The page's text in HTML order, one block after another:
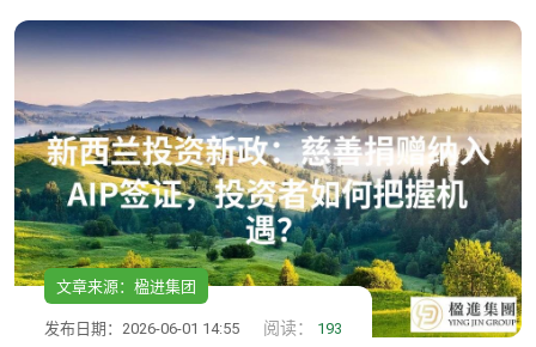
文章来源：楹进集团
发布日期：2026-06-01 14:55 阅读： 193